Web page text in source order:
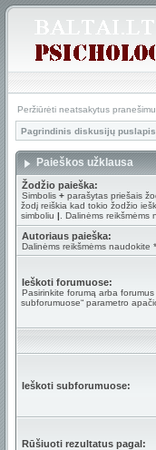
Peržiūrėti neatsakytus
Pagrindinis diskusijų puslapis
Paieškos užklausa
Žodžio paieška:
Simbolis + parašytas priešais
žodį reiškia kad tokio žodžio
simboliu | . Dalinėms reikšmėms
Autoriaus paieška:
Dalinėms reikšmėms naudokite *.
Ieškoti forumuose:
Pasirinkite forumą arba
subforumuose“ parametro
Ieškoti subforumuose:
Rūšiuoti rezultatus pagal: